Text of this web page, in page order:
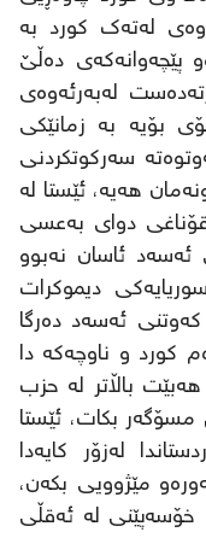
لەتەک کورد بە
پێچەوانەکەی دەڵێ
لەبەرئەوەی
بۆیە بە زمانێکی
سەرکوتکردنی
هەیە، ئێستا لە
دوای بەعسی
ئاسان نەبوو
دیموکرات
کەوتنی ئەسەد دەرگا
کورد و ناوچەکە دا
باڵاتر لە حزب
مسۆگەر بکات، ئێستا
لەزۆر کایەدا
مێژوویی بکەن،
خۆسەپێنی لە ئەقڵی